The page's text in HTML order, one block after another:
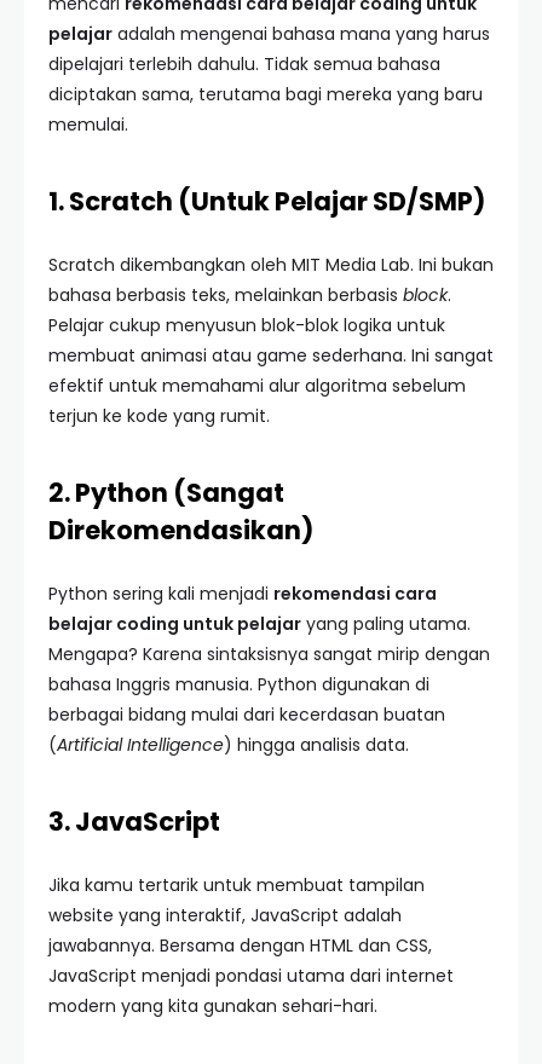
pelajar adalah mengenai bahasa mana yang harus
dipelajari terlebih dahulu. Tidak semua bahasa
diciptakan sama, terutama bagi mereka yang baru
memulai.
1. Scratch (Untuk Pelajar SD/SMP)
Scratch dikembangkan oleh MIT Media Lab. Ini bukan
bahasa berbasis teks, melainkan berbasis block.
Pelajar cukup menyusun blok-blok logika untuk
membuat animasi atau game sederhana. Ini sangat
efektif untuk memahami alur algoritma sebelum
terjun ke kode yang rumit.
2. Python (Sangat
Direkomendasikan)
Python sering kali menjadi rekomendasi cara
belajar coding untuk pelajar yang paling utama.
Mengapa? Karena sintaksisnya sangat mirip dengan
bahasa Inggris manusia. Python digunakan di
berbagai bidang mulai dari kecerdasan buatan
(Artificial Intelligence) hingga analisis data.
3. JavaScript
Jika kamu tertarik untuk membuat tampilan
website yang interaktif, JavaScript adalah
jawabannya. Bersama dengan HTML dan CSS,
JavaScript menjadi pondasi utama dari internet
modern yang kita gunakan sehari-hari.